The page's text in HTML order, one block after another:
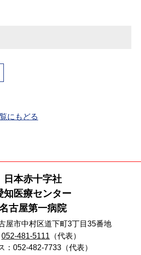
にもどる
日本赤十字社
知医療センター
古屋第一病院
屋市中村区道下町3丁目35番地
052-481-5111 （代表）
：052-482-7733（代表）